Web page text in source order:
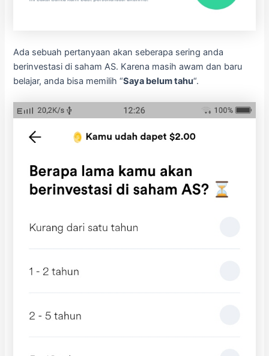
Ada sebuah pertanyaan akan seberapa sering anda
berinvestasi di saham AS. Karena masih awam dan baru
belajar, anda bisa memilih “Saya belum tahu“.